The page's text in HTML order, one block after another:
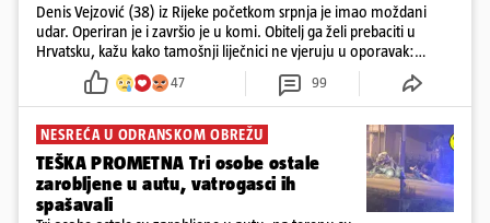
Denis Vejzović (38) iz Rijeke početkom srpnja je imao moždani
udar. Operiran je i završio je u komi. Obitelj ga želi prebaciti u
Hrvatsku, kažu kako tamošnji liječnici ne vjeruju u oporavak:
'Imamo 72 sata'
47 99
NESREĆA U ODRANSKOM OBREŽU
TEŠKA PROMETNA Tri osobe ostale
zarobljene u autu, vatrogasci ih
spašavali